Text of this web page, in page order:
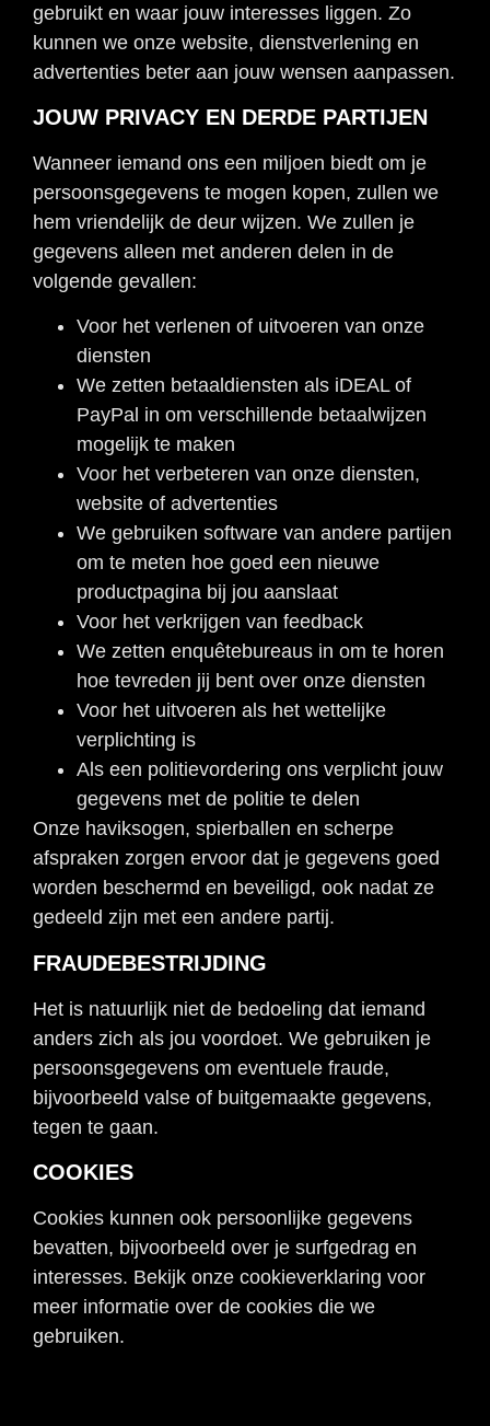
gebruikt en waar jouw interesses liggen. Zo
kunnen we onze website, dienstverlening en
advertenties beter aan jouw wensen aanpassen.
JOUW PRIVACY EN DERDE PARTIJEN
Wanneer iemand ons een miljoen biedt om je
persoonsgegevens te mogen kopen, zullen we
hem vriendelijk de deur wijzen. We zullen je
gegevens alleen met anderen delen in de
volgende gevallen:
Voor het verlenen of uitvoeren van onze
diensten
We zetten betaaldiensten als iDEAL of
PayPal in om verschillende betaalwijzen
mogelijk te maken
Voor het verbeteren van onze diensten,
website of advertenties
We gebruiken software van andere partijen
om te meten hoe goed een nieuwe
productpagina bij jou aanslaat
Voor het verkrijgen van feedback
We zetten enquêtebureaus in om te horen
hoe tevreden jij bent over onze diensten
Voor het uitvoeren als het wettelijke
verplichting is
Als een politievordering ons verplicht jouw
gegevens met de politie te delen
Onze haviksogen, spierballen en scherpe
afspraken zorgen ervoor dat je gegevens goed
worden beschermd en beveiligd, ook nadat ze
gedeeld zijn met een andere partij.
FRAUDEBESTRIJDING
Het is natuurlijk niet de bedoeling dat iemand
anders zich als jou voordoet. We gebruiken je
persoonsgegevens om eventuele fraude,
bijvoorbeeld valse of buitgemaakte gegevens,
tegen te gaan.
COOKIES
Cookies kunnen ook persoonlijke gegevens
bevatten, bijvoorbeeld over je surfgedrag en
interesses. Bekijk onze cookieverklaring voor
meer informatie over de cookies die we
gebruiken.